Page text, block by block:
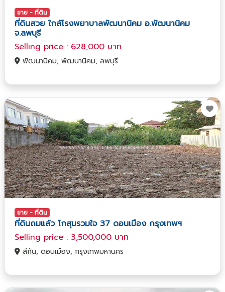
ขาย - ที่ดิน
ที่ดินสวย ใกล้โรงพยาบาลพัฒนานิคม อ.พัฒนานิคม
จ.ลพบุรี
Selling price : 628,000 บาท
พัฒนานิคม, พัฒนานิคม, ลพบุรี
ขาย - ที่ดิน
ที่ดินถมแล้ว โกสุมรวมใจ 37 ดอนเมือง กรุงเทพฯ
Selling price : 3,500,000 บาท
สีกัน, ดอนเมือง, กรุงเทพมหานคร